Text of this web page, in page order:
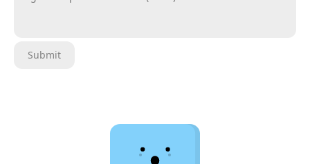
加了个没用但很酷的加载条
超级种子种下的树会停留一段时间才会消失，优化
Submit